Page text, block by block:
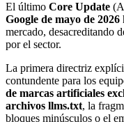
El último Core Update
Google de mayo de 2026
mercado, desacreditando
por el sector.
La primera directriz
contundente para los
de marcas artificiales
archivos llms.txt, la
bloques minúsculos o el